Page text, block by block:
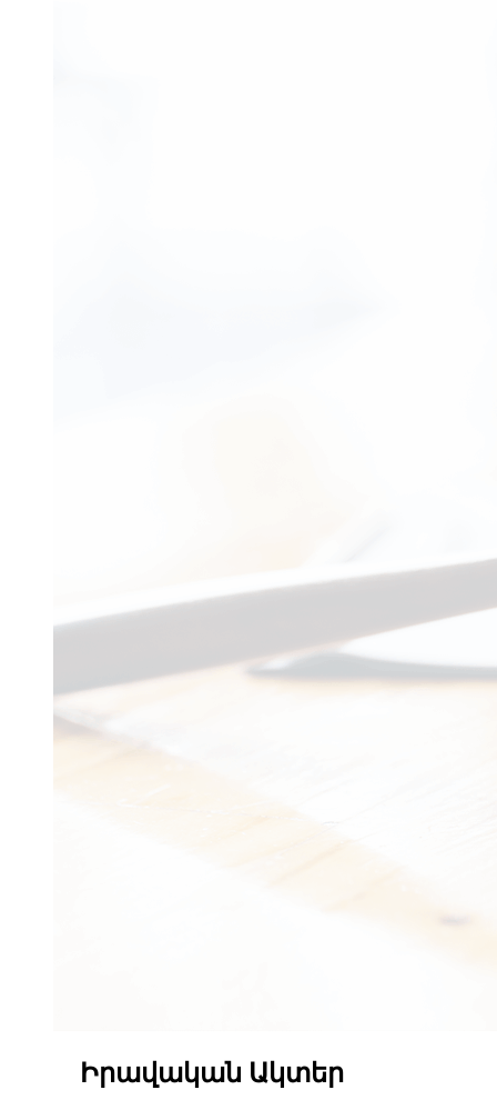
Իրավական Ակտեր